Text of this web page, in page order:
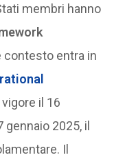
membri hanno
contesto entra in
il 16
gennaio 2025, il
Il